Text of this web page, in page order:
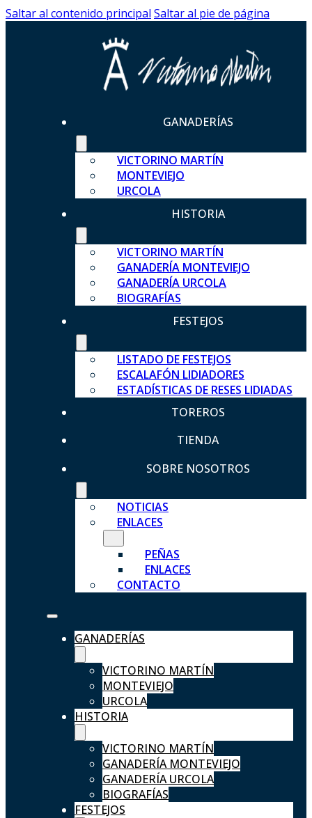
Saltar al contenido principal Saltar al pie de página
GANADERÍAS
VICTORINO MARTÍN
MONTEVIEJO
URCOLA
HISTORIA
VICTORINO MARTÍN
GANADERÍA MONTEVIEJO
GANADERÍA URCOLA
BIOGRAFÍAS
FESTEJOS
LISTADO DE FESTEJOS
ESCALAFÓN LIDIADORES
ESTADÍSTICAS DE RESES LIDIADAS
TOREROS
TIENDA
SOBRE NOSOTROS
NOTICIAS
ENLACES
PEÑAS
ENLACES
CONTACTO
GANADERÍAS
VICTORINO MARTÍN
MONTEVIEJO
URCOLA
HISTORIA
VICTORINO MARTÍN
GANADERÍA MONTEVIEJO
GANADERÍA URCOLA
BIOGRAFÍAS
FESTEJOS